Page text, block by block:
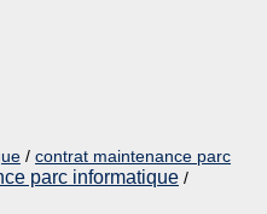
/ contrat maintenance parc
parc informatique /